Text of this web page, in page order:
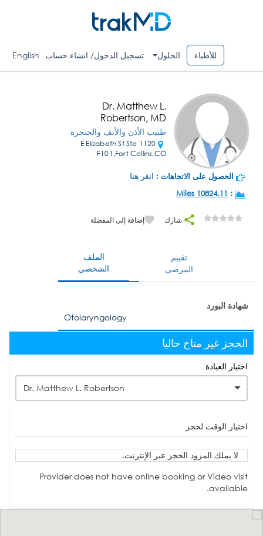
للأطباء الحلول تسجيل الدخول/ انشاء حساب English
Dr. Matthew L.
Robertson, MD
طبيب الأذن والأنف والحنجرة
1120 E Elizabeth St Ste
F101,Fort Collins,CO
الحصول على الاتجاهات : انقر هنا
:
10824.11 Miles
شارك إضافة إلى المفضلة
الملف
الشخصي
تقييم
المرضى
شهادة البورد
Otolaryngology
الحجز غير متاح حاليا
اختيار العيادة
Dr. Matthew L. Robertson
اختيار الوقت لحجز
لا يملك المزود الحجز عبر الإنترنت.
Provider does not have online booking or Video visit
available.